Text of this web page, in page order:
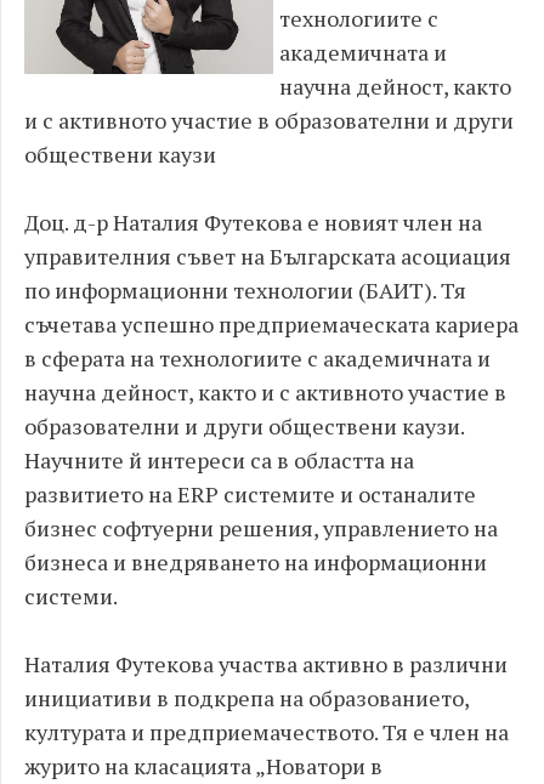
технологиите с
академичната и
научна дейност, както
и с активното участие в образователни и други
обществени каузи
Доц. д-р Наталия Футекова е новият член на
управителния съвет на Българската асоциация
по информационни технологии (БАИТ). Тя
съчетава успешно предприемаческата кариера
в сферата на технологиите с академичната и
научна дейност, както и с активното участие в
образователни и други обществени каузи.
Научните й интереси са в областта на
развитието на ERP системите и останалите
бизнес софтуерни решения, управлението на
бизнеса и внедряването на информационни
системи.
Наталия Футекова участва активно в различни
инициативи в подкрепа на образованието,
културата и предприемачеството. Тя е член на
журито на класацията „Новатори в